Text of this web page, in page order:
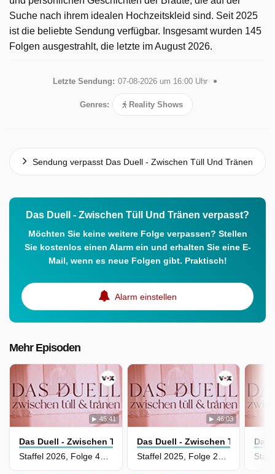
Suche nach ihrem idealen Hochzeitskleid sind. Seit 2025
ist die beliebte Sendung verfügbar. Insgesamt wurden 145
Folgen ausgestrahlt, die letzte im August 2026.
Letzte Sendung: 07-08-2026 um 16:00 Uhr
Genres: Reality Shows
Sendung verpasst Das Duell - Zwischen Tüll Und Tränen
Das Duell - Zwischen Tüll Und Tränen verpasst?
Möchten Sie keine weitere Folge verpassen? Stellen
Sie kostenlos einen Alarm ein und erhalten Sie eine E-
Mail, wenn es neue Folgen gibt. Praktisch!
Alarm einstellen
Mehr Episoden
45:41
Das Duell - Zwischen Tüll Und Tränen
Staffel 2026, Folge 43 - Jana Schmitter vs. Hannes Schrader
46:03
Das Duell - Zwischen Tüll Und
Staffel 2025, Folge 20 - Elaine Ferlita vs. Jana Schmitter
Das